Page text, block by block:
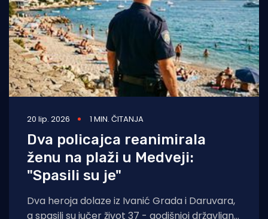
20 lip. 2026 1 MIN. ČITANJA
Dva policajca reanimirala
ženu na plaži u Medveji:
"Spasili su je"
Dva heroja dolaze iz Ivanić Grada i Daruvara,
a spasili su jučer život 37 - godišnjoj državljanki